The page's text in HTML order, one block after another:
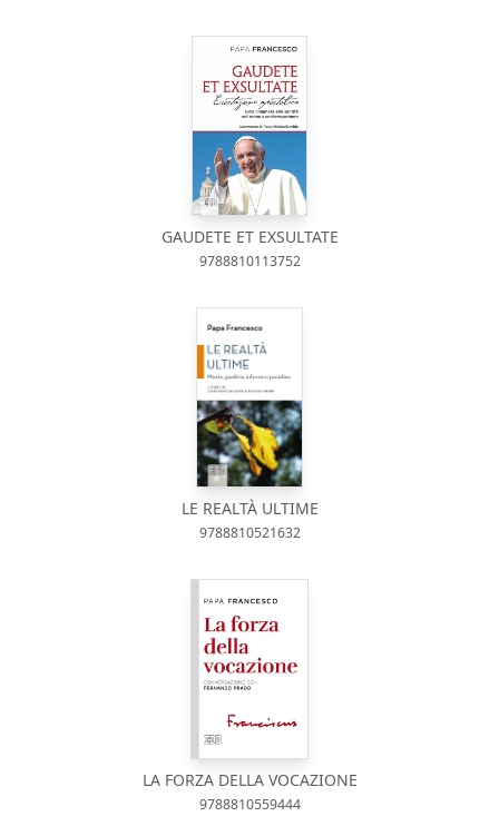
GAUDETE ET EXSULTATE
9788810113752
LE REALTÀ ULTIME
9788810521632
LA FORZA DELLA VOCAZIONE
9788810559444